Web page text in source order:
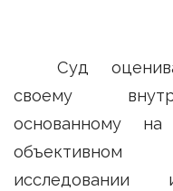
Суд
своему
основанному на
объективном